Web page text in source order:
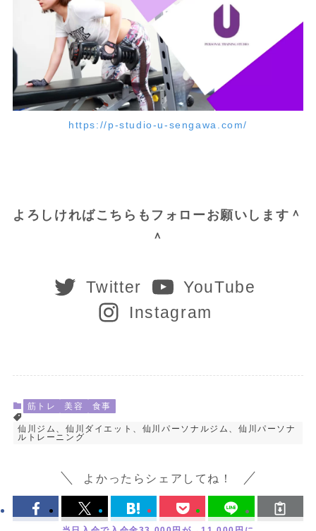
https://p-studio-u-sengawa.com/
よろしければこちらもフォローお願いします＾
＾
Twitter
YouTube
Instagram
筋トレ 美容 食事
仙川ジム、仙川ダイエット、仙川パーソナルジム、仙川パーソナ
ルトレーニング
よかったらシェアしてね！